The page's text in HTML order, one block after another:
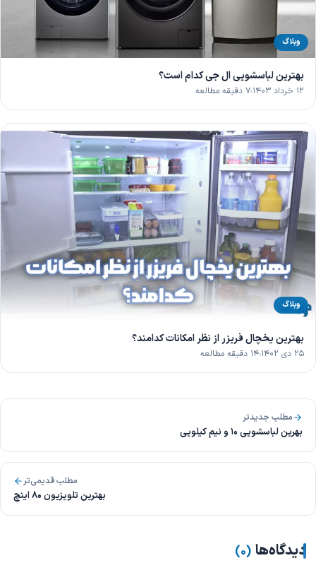
وبلاگ
بهترین لباسشویی ال جی کدام است؟
۱۲ خرداد ۱۴۰۳ ۷ دقیقه مطالعه
وبلاگ
بهترین یخچال فریزر از نظر امکانات کدامند؟
۲۵ دی ۱۴۰۲ ۱۴ دقیقه مطالعه
مطلب جدیدتر
بهرین لباسشویی 10 و نیم کیلویی
مطلب قدیمی‌تر
بهترین تلویزیون 80 اینچ
دیدگاه‌ها (۰)